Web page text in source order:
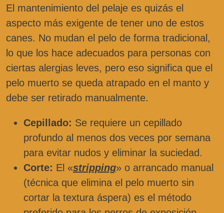
El mantenimiento del pelaje es quizás el
aspecto más exigente de tener uno de estos
canes. No mudan el pelo de forma tradicional,
lo que los hace adecuados para personas con
ciertas alergias leves, pero eso significa que el
pelo muerto se queda atrapado en el manto y
debe ser retirado manualmente.
Cepillado: Se requiere un cepillado
profundo al menos dos veces por semana
para evitar nudos y eliminar la suciedad.
Corte: El «stripping» o arrancado manual
(técnica que elimina el pelo muerto sin
cortar la textura áspera) es el método